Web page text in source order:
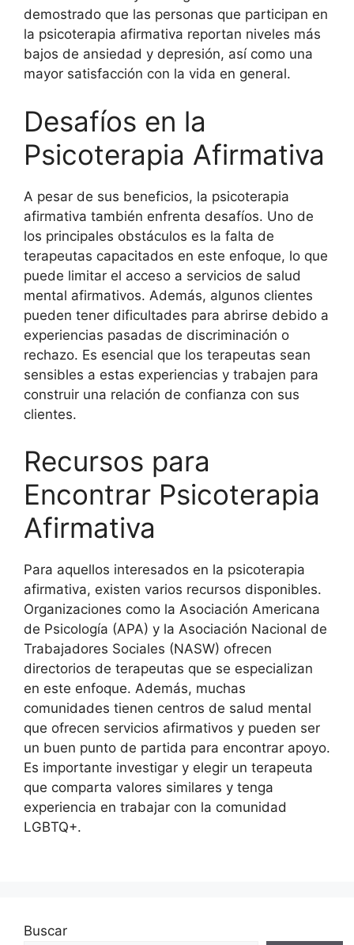
demostrado que las personas que participan en
la psicoterapia afirmativa reportan niveles más
bajos de ansiedad y depresión, así como una
mayor satisfacción con la vida en general.
Desafíos en la
Psicoterapia Afirmativa
A pesar de sus beneficios, la psicoterapia
afirmativa también enfrenta desafíos. Uno de
los principales obstáculos es la falta de
terapeutas capacitados en este enfoque, lo que
puede limitar el acceso a servicios de salud
mental afirmativos. Además, algunos clientes
pueden tener dificultades para abrirse debido a
experiencias pasadas de discriminación o
rechazo. Es esencial que los terapeutas sean
sensibles a estas experiencias y trabajen para
construir una relación de confianza con sus
clientes.
Recursos para
Encontrar Psicoterapia
Afirmativa
Para aquellos interesados en la psicoterapia
afirmativa, existen varios recursos disponibles.
Organizaciones como la Asociación Americana
de Psicología (APA) y la Asociación Nacional de
Trabajadores Sociales (NASW) ofrecen
directorios de terapeutas que se especializan
en este enfoque. Además, muchas
comunidades tienen centros de salud mental
que ofrecen servicios afirmativos y pueden ser
un buen punto de partida para encontrar apoyo.
Es importante investigar y elegir un terapeuta
que comparta valores similares y tenga
experiencia en trabajar con la comunidad
LGBTQ+.
Buscar